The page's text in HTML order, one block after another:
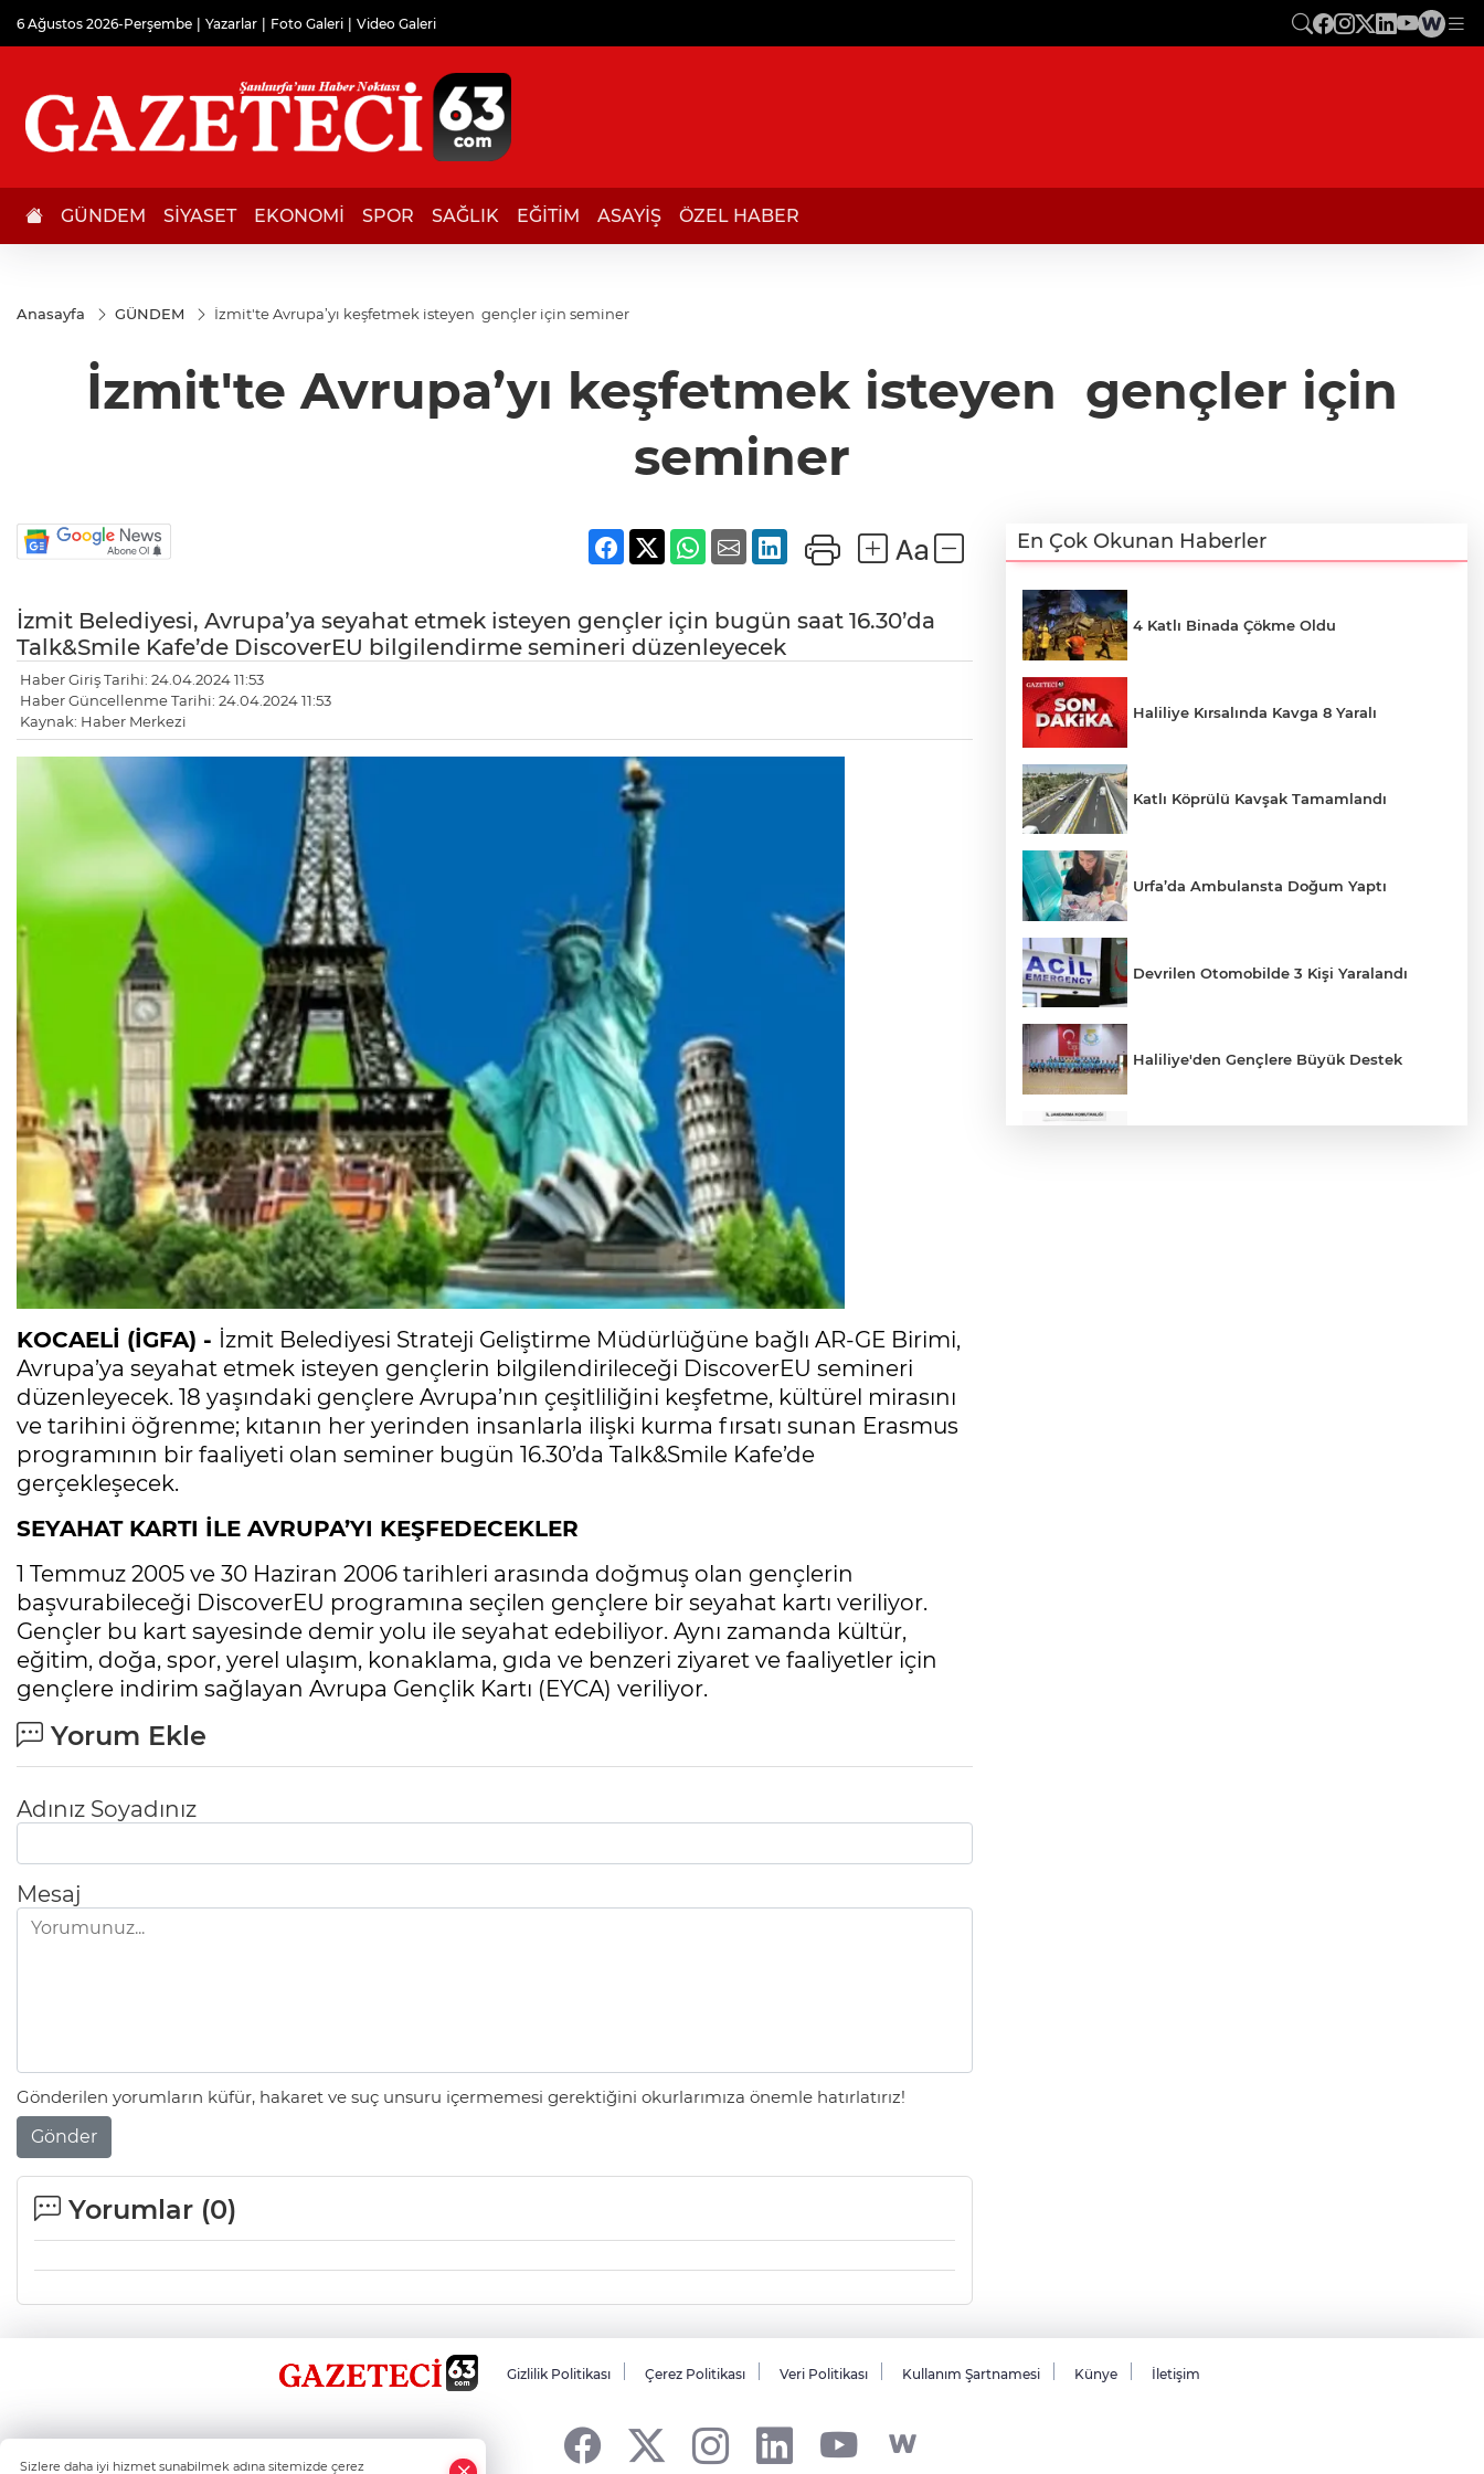
6 Ağustos 2026-Perşembe Yazarlar Foto Galeri Video Galeri
GÜNDEM SİYASET EKONOMİ SPOR SAĞLIK EĞİTİM ASAYİŞ ÖZEL HABER
Anasayfa GÜNDEM İzmit'te Avrupa’yı keşfetmek isteyen gençler için seminer
İzmit'te Avrupa’yı keşfetmek isteyen gençler için
seminer
İzmit Belediyesi, Avrupa’ya seyahat etmek isteyen gençler için bugün saat 16.30’da
Talk&Smile Kafe’de DiscoverEU bilgilendirme semineri düzenleyecek
Haber Giriş Tarihi: 24.04.2024 11:53
Haber Güncellenme Tarihi: 24.04.2024 11:53
Kaynak: Haber Merkezi
KOCAELİ (İGFA) - İzmit Belediyesi Strateji Geliştirme Müdürlüğüne bağlı AR-GE Birimi,
Avrupa’ya seyahat etmek isteyen gençlerin bilgilendirileceği DiscoverEU semineri
düzenleyecek. 18 yaşındaki gençlere Avrupa’nın çeşitliliğini keşfetme, kültürel mirasını
ve tarihini öğrenme; kıtanın her yerinden insanlarla ilişki kurma fırsatı sunan Erasmus
programının bir faaliyeti olan seminer bugün 16.30’da Talk&Smile Kafe’de
gerçekleşecek.
SEYAHAT KARTI İLE AVRUPA’YI KEŞFEDECEKLER
1 Temmuz 2005 ve 30 Haziran 2006 tarihleri arasında doğmuş olan gençlerin
başvurabileceği DiscoverEU programına seçilen gençlere bir seyahat kartı veriliyor.
Gençler bu kart sayesinde demir yolu ile seyahat edebiliyor. Aynı zamanda kültür,
eğitim, doğa, spor, yerel ulaşım, konaklama, gıda ve benzeri ziyaret ve faaliyetler için
gençlere indirim sağlayan Avrupa Gençlik Kartı (EYCA) veriliyor.
Yorum Ekle
Adınız Soyadınız
Mesaj
Gönderilen yorumların küfür, hakaret ve suç unsuru içermemesi gerektiğini okurlarımıza önemle hatırlatırız!
Gönder
Yorumlar (0)
En Çok Okunan Haberler
4 Katlı Binada Çökme Oldu
Haliliye Kırsalında Kavga 8 Yaralı
Katlı Köprülü Kavşak Tamamlandı
Urfa’da Ambulansta Doğum Yaptı
Devrilen Otomobilde 3 Kişi Yaralandı
Haliliye'den Gençlere Büyük Destek
Gizlilik Politikası Çerez Politikası Veri Politikası Kullanım Şartnamesi Künye İletişim
Sizlere daha iyi hizmet sunabilmek adına sitemizde çerez
Whatsapp